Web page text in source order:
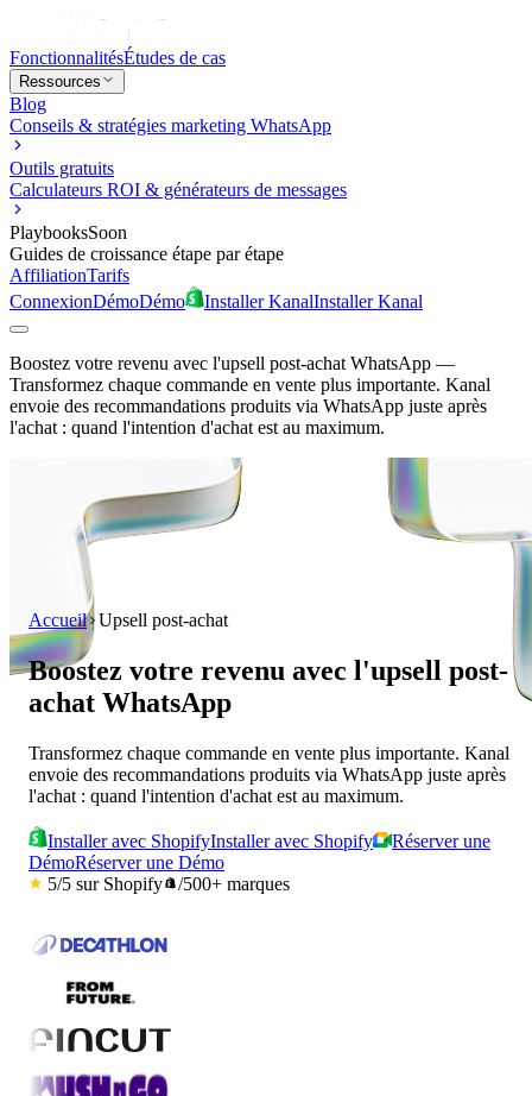
FonctionnalitésÉtudes de cas
Ressources
Blog
Conseils & stratégies marketing WhatsApp
Outils gratuits
Calculateurs ROI & générateurs de messages
PlaybooksSoon
Guides de croissance étape par étape
AffiliationTarifs
ConnexionDémoDémo Installer KanalInstaller Kanal
Boostez votre revenu avec l'upsell post-achat WhatsApp —
Transformez chaque commande en vente plus importante. Kanal
envoie des recommandations produits via WhatsApp juste après
l'achat : quand l'intention d'achat est au maximum.
Accueil Upsell post-achat
Boostez votre revenu avec l'upsell post-
achat WhatsApp
Transformez chaque commande en vente plus importante. Kanal
envoie des recommandations produits via WhatsApp juste après
l'achat : quand l'intention d'achat est au maximum.
Installer avec ShopifyInstaller avec Shopify
Réserver une
DémoRéserver une Démo
5/5 sur Shopify /500+ marques